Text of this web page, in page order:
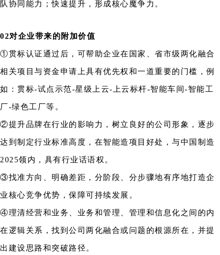
队协同能力；快速提升，形成核心魔争力。
02对企业带来的附加价值
①贯标认证通过后，可帮助企业在国家、省市级两化融合
相关项目与资金申请上具有优先权和一道重要的门槛，例
如：贯标-试点示范-星级上云-上云标杆-智能车间-智能工
厂-绿色工厂等。
②提升品牌在行业的影响力，树立良好的公司形象，逐步
达到制定行业标准高度，在智能造项目好处，与中国制造
2025领内，具有行业话语权。
③找准方向、明确差距，分阶段、分步骤地有序地打造企
业核心竞争优势，保障可持续发展。
④理清经营和业务、业务和管理、管理和信息化之间的内
在逻辑关系，找到公司两化融合或问题的根源所在，并提
出建设思路和突破路径。